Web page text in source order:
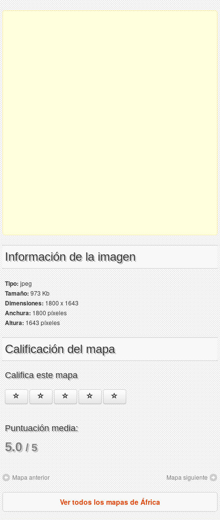
Información de la imagen
Tipo:jpeg
Tamaño:973 Kb
Dimensiones:1800 x 1643
Anchura:1800 píxeles
Altura:1643 píxeles
Calificación del mapa
Califica este mapa
Puntuación media:
5.0/ 5
Mapa anterior Mapa siguiente
Ver todos los mapas de África